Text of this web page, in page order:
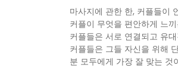
마사지에 관한 한, 커플들이
커플이 무엇을 편안하게 느
커플들은 서로 연결되고 유
커플들은 그들 자신을 위해
분 모두에게 가장 잘 맞는 것